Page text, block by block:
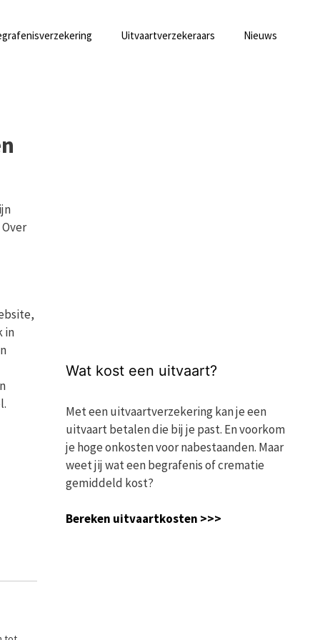
Uitvaartverzekeraars Nieuws
in
Wat kost een uitvaart?
Met een uitvaartverzekering kan je een
uitvaart betalen die bij je past. En voorkom
je hoge onkosten voor nabestaanden. Maar
weet jij wat een begrafenis of crematie
gemiddeld kost?
Bereken uitvaartkosten >>>